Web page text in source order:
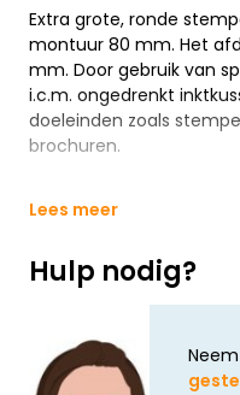
Extra grote, ronde
montuur 80 mm. Het
mm. Door gebruik van
i.c.m. ongedrenkt
doeleinden zoals
brochuren.
Lees meer
Hulp nodig?